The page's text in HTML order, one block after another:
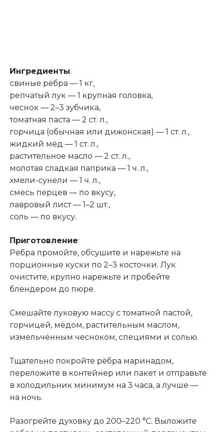
Ингредиенты:
свиные рёбра — 1 кг,
репчатый лук — 1 крупная головка,
чеснок — 2–3 зубчика,
томатная паста — 2 ст. л.,
горчица (обычная или дижонская) — 1 ст. л.,
жидкий мёд — 1 ст. л.,
растительное масло — 2 ст. л.,
молотая сладкая паприка — 1 ч. л.,
хмели-сунели — 1 ч. л.,
смесь перцев — по вкусу,
лавровый лист — 1–2 шт.,
соль — по вкусу.
Приготовление:
Рёбра промойте, обсушите и нарежьте на
порционные куски по 2–3 косточки. Лук
очистите, крупно нарежьте и пробейте
блендером до пюре.
Смешайте луковую массу с томатной пастой,
горчицей, мёдом, растительным маслом,
измельчённым чесноком, специями и солью.
Тщательно покройте рёбра маринадом,
переложите в контейнер или пакет и отправьте
в холодильник минимум на 3 часа, а лучше —
на ночь.
Разогрейте духовку до 200–220 °C. Выложите